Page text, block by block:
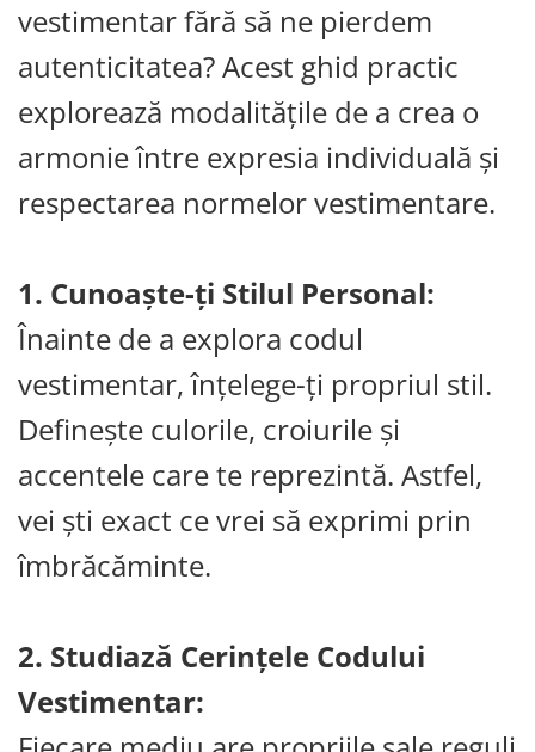
vestimentar fără să ne pierdem
autenticitatea? Acest ghid practic
explorează modalitățile de a crea o
armonie între expresia individuală și
respectarea normelor vestimentare.
1. Cunoaște-ți Stilul Personal:
Înainte de a explora codul
vestimentar, înțelege-ți propriul stil.
Definește culorile, croiurile și
accentele care te reprezintă. Astfel,
vei ști exact ce vrei să exprimi prin
îmbrăcăminte.
2. Studiază Cerințele Codului
Vestimentar: